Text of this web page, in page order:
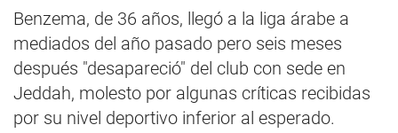
Benzema, de 36 años, llegó a la liga árabe a
mediados del año pasado pero seis meses
después "desapareció" del club con sede en
Jeddah, molesto por algunas críticas recibidas
por su nivel deportivo inferior al esperado.